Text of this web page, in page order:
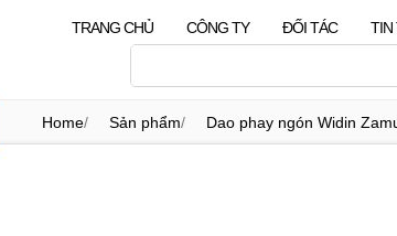
TRANG CHỦ CÔNG TY ĐỐI TÁC TIN
Home/ Sản phẩm/ Dao phay ngón Widin